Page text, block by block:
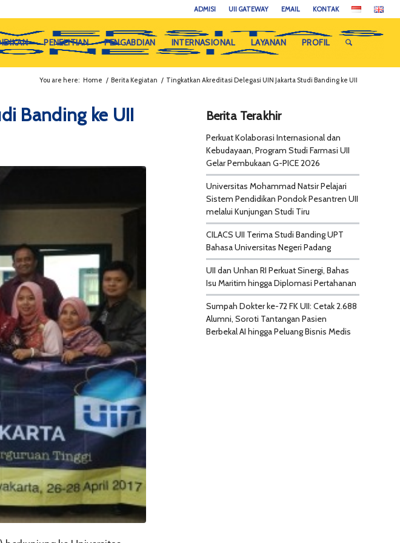
ADMISI UII GATEWAY EMAIL KONTAK
PENELITIAN PENGABDIAN INTERNASIONAL LAYANAN PROFIL
You are here: Home / Berita Kegiatan / Tingkatkan Akreditasi Delegasi UIN Jakarta Studi Banding ke UII
Banding ke UII Berita Terakhir
Perkuat Kolaborasi Internasional dan
Kebudayaan, Program Studi Farmasi UII
Gelar Pembukaan G-PICE 2026
Universitas Mohammad Natsir Pelajari
Sistem Pendidikan Pondok Pesantren UII
melalui Kunjungan Studi Tiru
CILACS UII Terima Studi Banding UPT
Bahasa Universitas Negeri Padang
UII dan Unhan RI Perkuat Sinergi, Bahas
Isu Maritim hingga Diplomasi Pertahanan
Sumpah Dokter ke-72 FK UII: Cetak 2.688
Alumni, Soroti Tantangan Pasien
Berbekal AI hingga Peluang Bisnis Medis